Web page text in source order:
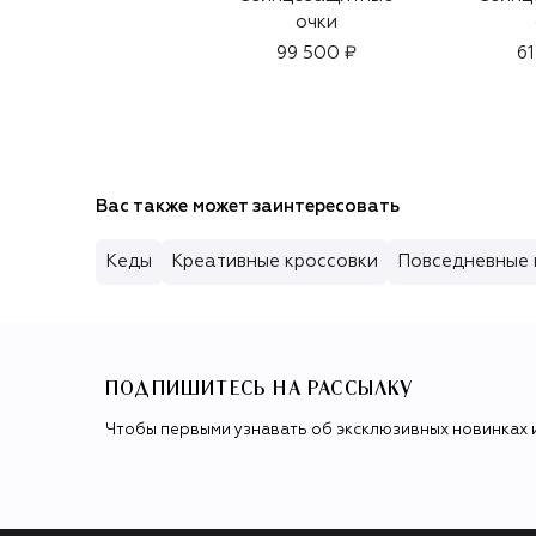
очки
99 500 ₽
Вас также может заинтересовать
Кеды Креативные кроссовки
ПОДПИШИТЕСЬ НА РАССЫЛКУ
Чтобы первыми узнавать об эксклюзивных новинках